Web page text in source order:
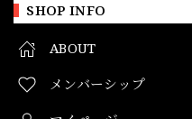
SHOP INFO
ABOUT
メンバーシップ